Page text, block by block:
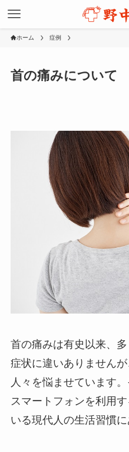
ホーム 症例
首の痛みについて
首の痛みは有史以来、
症状に違いありません
人々を悩ませています
スマートフォンを利用
いる現代人の生活習慣に